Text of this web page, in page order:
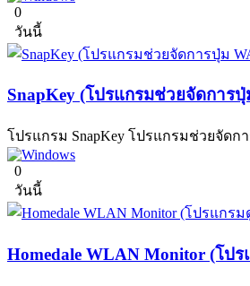
0
วันนี้
SnapKey (โปรแกรมช่วยจัดการ
โปรแกรม SnapKey โปรแกรมช่วยจัด
0
วันนี้
Homedale WLAN Monitor (โ